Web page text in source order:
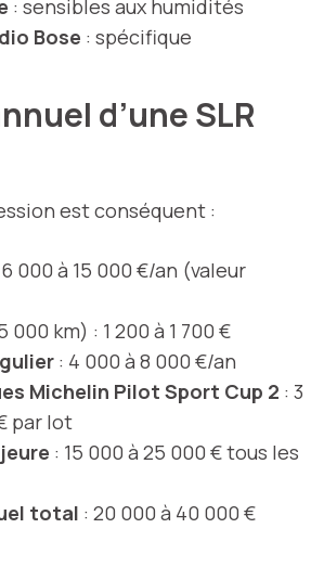
: sensibles aux humidités
Bose : spécifique
d’une SLR
est conséquent :
000 à 15 000 €/an (valeur
000 km) : 1 200 à 1 700 €
: 4 000 à 8 000 €/an
Michelin Pilot Sport Cup 2 : 3
par lot
: 15 000 à 25 000 € tous les
total : 20 000 à 40 000 €